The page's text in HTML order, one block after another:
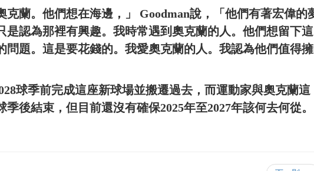
克蘭。他們想在海邊，」 Goodman說，「他們有著宏偉的
是認為那裡有興趣。我時常遇到奧克蘭的人。他們想留下這
問題。這是要花錢的。我愛奧克蘭的人。我認為他們值得擁
球季前完成這座新球場並搬遷過去，而運動家與奧克蘭這
季後結束，但目前還沒有確保2025年至2027年該何去何從。